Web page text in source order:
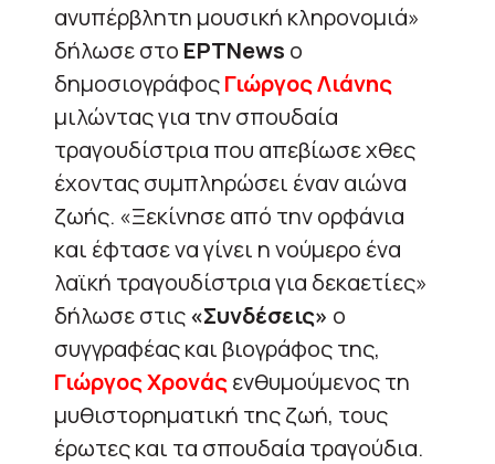
ανυπέρβλητη μουσική κληρονομιά»
δήλωσε στο ΕΡΤΝews o
δημοσιογράφοςΓιώργος Λιάνης
μιλώντας για την σπουδαία
τραγουδίστρια που απεβίωσε χθες
έχοντας συμπληρώσει έναν αιώνα
ζωής. «Ξεκίνησε από την ορφάνια
και έφτασε να γίνει η νούμερο ένα
λαϊκή τραγουδίστρια για δεκαετίες»
δήλωσε στις«Συνδέσεις» ο
συγγραφέας και βιογράφος της,
Γιώργος Χρονάςενθυμούμενος τη
μυθιστορηματική της ζωή, τους
έρωτες και τα σπουδαία τραγούδια.